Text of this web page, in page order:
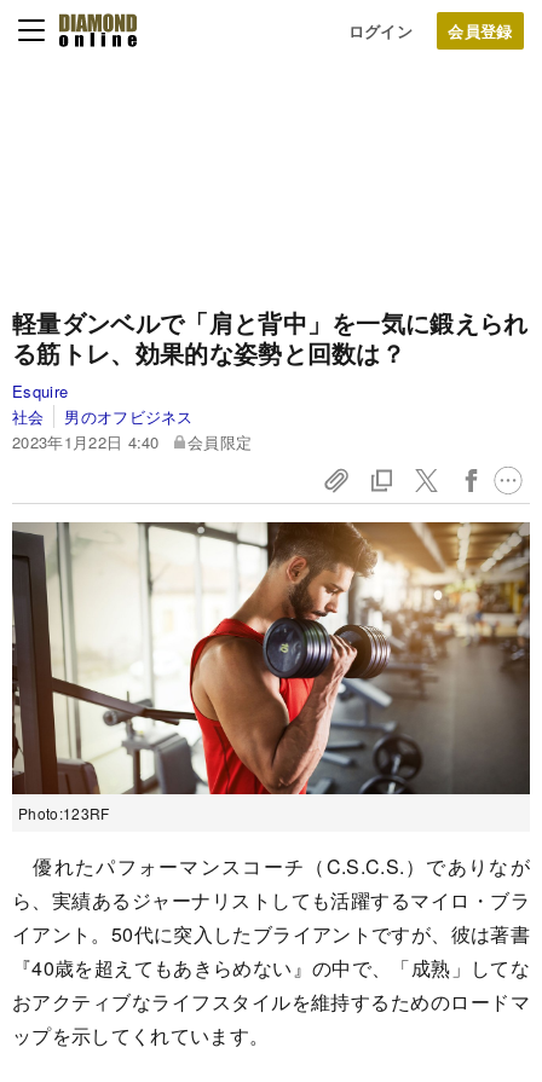
ログイン
軽量ダンベルで「肩と背中」を一気に鍛えられ
る筋トレ、効果的な姿勢と回数は？
Esquire
社会
男のオフビジネス
2023年1月22日 4:40
会員限定
Photo:123RF
優れたパフォーマンスコーチ（C.S.C.S.）でありなが
ら、実績あるジャーナリストしても活躍するマイロ・ブラ
イアント。50代に突入したブライアントですが、彼は著書
『40歳を超えてもあきらめない』の中で、「成熟」してな
おアクティブなライフスタイルを維持するためのロードマ
ップを示してくれています。